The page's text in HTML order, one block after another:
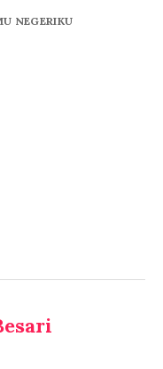
NEGERIKU